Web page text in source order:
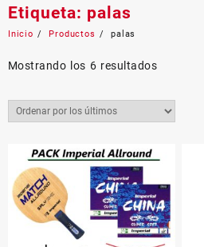
Etiqueta: palas
Inicio Productos palas
Mostrando los 6 resultadosOrdenado
los